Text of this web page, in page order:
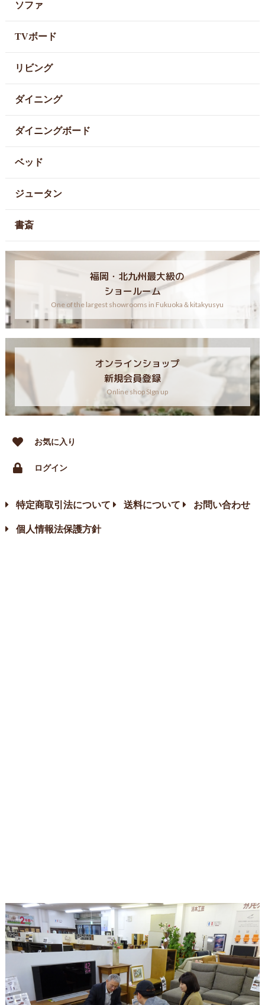
ソファ
TVボード
リビング
ダイニング
ダイニングボード
ベッド
ジュータン
書斎
福岡・北九州最大級の
ショールーム
One of the largest showrooms in Fukuoka＆kitakyusyu
オンラインショップ
新規会員登録
Online shop SIgn up
お気に入り
ログイン
特定商取引法について 送料について お問い合わせ
個人情報法保護方針